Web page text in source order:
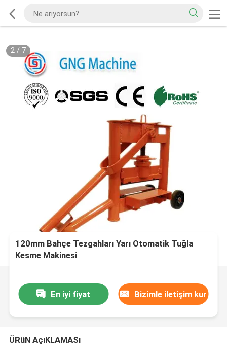
2/ 7
120mm Bahçe Tezgahları Yarı Otomatik Tuğla
Kesme Makinesi
En iyi fiyat Bizimle iletişim kur
ÜRüN AçıKLAMASı